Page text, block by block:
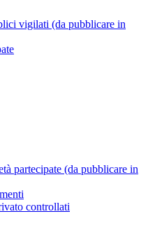
vigilati (da pubblicare in
partecipate (da pubblicare in
controllati